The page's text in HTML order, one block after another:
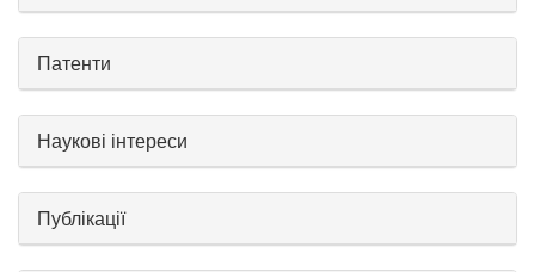
Патенти
Наукові інтереси
Публікації